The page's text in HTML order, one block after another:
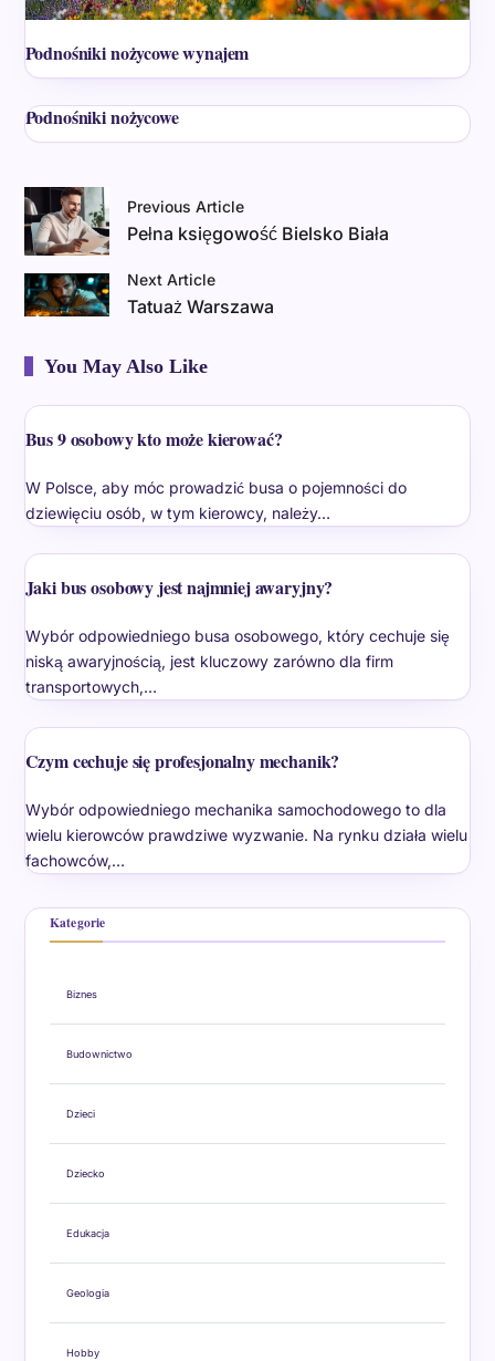
Podnośniki nożycowe wynajem
Podnośniki nożycowe
Previous Article
Pełna księgowość Bielsko Biała
Next Article
Tatuaż Warszawa
You May Also Like
Bus 9 osobowy kto może kierować?
W Polsce, aby móc prowadzić busa o pojemności do
dziewięciu osób, w tym kierowcy, należy…
Jaki bus osobowy jest najmniej awaryjny?
Wybór odpowiedniego busa osobowego, który cechuje się
niską awaryjnością, jest kluczowy zarówno dla firm
transportowych,…
Czym cechuje się profesjonalny mechanik?
Wybór odpowiedniego mechanika samochodowego to dla
wielu kierowców prawdziwe wyzwanie. Na rynku działa wielu
fachowców,…
Kategorie
Biznes
Budownictwo
Dzieci
Dziecko
Edukacja
Geologia
Hobby